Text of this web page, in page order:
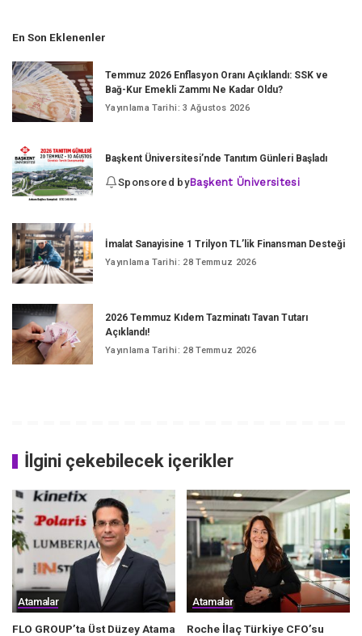
En Son Eklenenler
Temmuz 2026 Enflasyon Oranı Açıklandı: SSK ve
Bağ-Kur Emekli Zammı Ne Kadar Oldu?
Yayınlama Tarihi: 3 Ağustos 2026
Başkent Üniversitesi’nde Tanıtım Günleri Başladı
Sponsored byBaşkent Üniversitesi
İmalat Sanayisine 1 Trilyon TL’lik Finansman Desteği
Yayınlama Tarihi: 28 Temmuz 2026
2026 Temmuz Kıdem Tazminatı Tavan Tutarı
Açıklandı!
Yayınlama Tarihi: 28 Temmuz 2026
İlgini çekebilecek içerikler
Atamalar
FLO GROUP’ta Üst Düzey Atama
Atamalar
Roche İlaç Türkiye CFO’su